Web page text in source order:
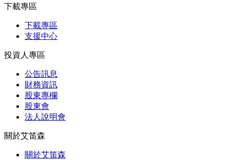
下載專區
下載專區
支援中心
投資人專區
公告訊息
財務資訊
股東專欄
股東會
法⼈說明會
關於艾笛森
關於艾笛森